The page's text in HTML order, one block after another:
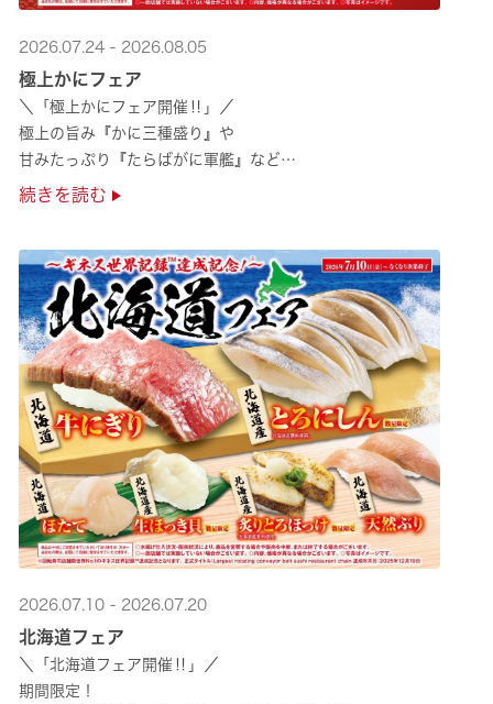
2026.07.24 - 2026.08.05
極上かにフェア
＼「極上かにフェア開催‼」／
極上の旨み『かに三種盛り』や
甘みたっぷり『たらばがに軍艦』など
絶品のかにを味わいつくせる！🦀
ぜひくら寿司へお越しください！✨
続きを読む
2026.07.10 - 2026.07.20
北海道フェア
＼「北海道フェア開催‼」／
期間限定！